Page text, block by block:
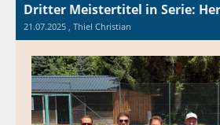
21.07.2025 , Thiel Christian